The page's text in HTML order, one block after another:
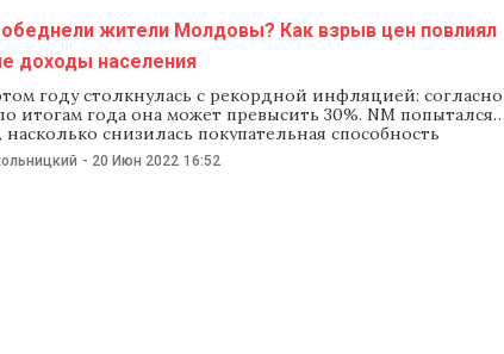
жители Молдовы? Как взрыв цен повлиял
доходы населения
году столкнулась с рекордной инфляцией: согласно
итогам года она может превысить 30%. NM попытался
насколько снизилась покупательная способность
за такого роста цен, и насколько мы обеднели. Данные
В первом квартале этого года средняя зарплата в Молдове
- 20 Июн 2022 16:52